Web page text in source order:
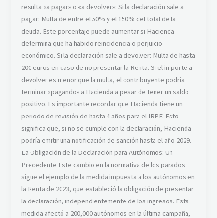
resulta «a pagar» o «a devolver»: Si la declaración sale a
pagar: Multa de entre el 50% y el 150% del total de la
deuda. Este porcentaje puede aumentar si Hacienda
determina que ha habido reincidencia o perjuicio
económico. Si la declaración sale a devolver: Multa de hasta
200 euros en caso de no presentar la Renta. Si el importe a
devolver es menor que la multa, el contribuyente podría
terminar «pagando» a Hacienda a pesar de tener un saldo
positivo. Es importante recordar que Hacienda tiene un
periodo de revisión de hasta 4 años para el IRPF. Esto
significa que, si no se cumple con la declaración, Hacienda
podría emitir una notificación de sanción hasta el año 2029.
La Obligación de la Declaración para Autónomos: Un
Precedente Este cambio en la normativa de los parados
sigue el ejemplo de la medida impuesta a los autónomos en
la Renta de 2023, que estableció la obligación de presentar
la declaración, independientemente de los ingresos. Esta
medida afectó a 200,000 autónomos en la última campaña,